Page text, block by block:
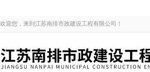
欢迎您，来到江苏南排市政建设工程有限公司！